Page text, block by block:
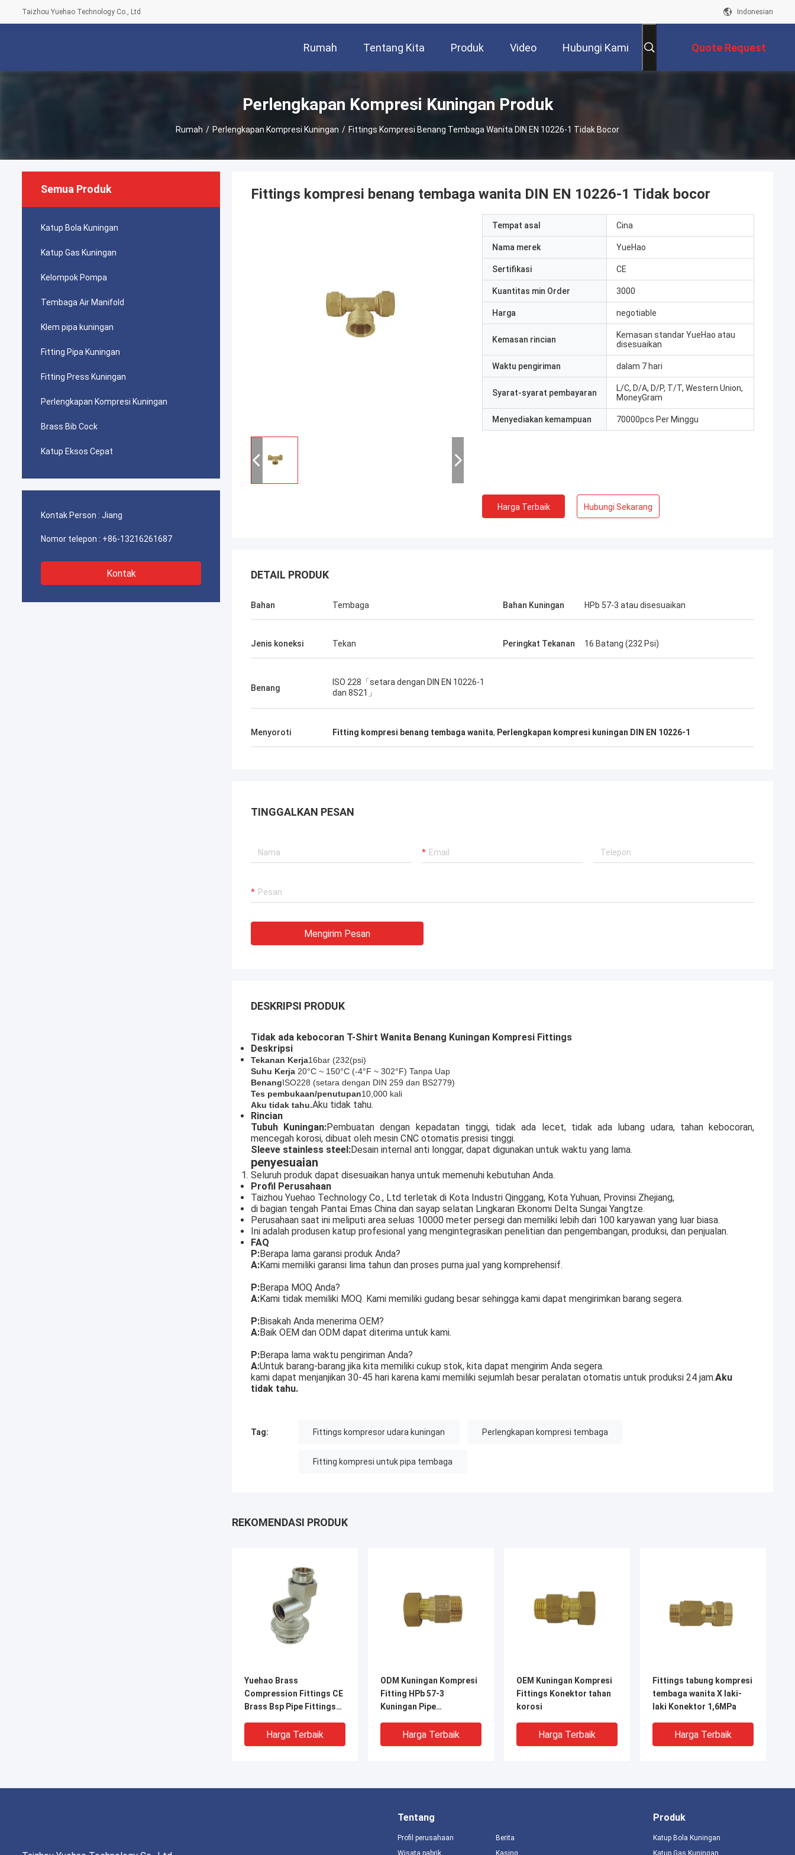
Taizhou Yuehao Technology Co., Ltd Indonesian
Rumah Tentang Kita Produk Video Hubungi Kami Quote Request
Perlengkapan Kompresi Kuningan Produk
Rumah / Perlengkapan Kompresi Kuningan / Fittings Kompresi Benang Tembaga Wanita DIN EN 10226-1 Tidak Bocor
Semua Produk
Katup Bola Kuningan
Katup Gas Kuningan
Kelompok Pompa
Tembaga Air Manifold
Klem pipa kuningan
Fitting Pipa Kuningan
Fitting Press Kuningan
Perlengkapan Kompresi Kuningan
Brass Bib Cock
Katup Eksos Cepat
Kontak Person : Jiang
Nomor telepon : +86-13216261687
Kontak
Fittings kompresi benang tembaga wanita DIN EN 10226-1 Tidak bocor
Tempat asal Cina
Nama merek YueHao
Sertifikasi CE
Kuantitas min Order 3000
Harga negotiable
Kemasan rincian
Kemasan standar YueHao atau
disesuaikan
Waktu pengiriman dalam 7 hari
Syarat-syarat pembayaran
L/C, D/A, D/P, T/T, Western Union,
MoneyGram
Menyediakan kemampuan 70000pcs Per Minggu
Harga Terbaik Hubungi Sekarang
DETAIL PRODUK
Bahan Tembaga Bahan Kuningan HPb 57-3 atau disesuaikan
Jenis koneksi Tekan Peringkat Tekanan 16 Batang (232 Psi)
Benang
ISO 228「setara dengan DIN EN 10226-1
dan 8S21」
Menyoroti Fitting kompresi benang tembaga wanita, Perlengkapan kompresi kuningan DIN EN 10226-1
TINGGALKAN PESAN
Mengirim Pesan
DESKRIPSI PRODUK
Tidak ada kebocoran T-Shirt Wanita Benang Kuningan Kompresi Fittings
Deskripsi
Tekanan Kerja16bar (232(psi)
Suhu Kerja 20°C ~ 150°C (-4°F ~ 302°F) Tanpa Uap
BenangISO228 (setara dengan DIN 259 dan BS2779)
Tes pembukaan/penutupan10,000 kali
Aku tidak tahu.Aku tidak tahu.
Rincian
Tubuh Kuningan:Pembuatan dengan kepadatan tinggi, tidak ada lecet, tidak ada lubang udara, tahan kebocoran,
mencegah korosi, dibuat oleh mesin CNC otomatis presisi tinggi.
Sleeve stainless steel:Desain internal anti longgar, dapat digunakan untuk waktu yang lama.
penyesuaian
Seluruh produk dapat disesuaikan hanya untuk memenuhi kebutuhan Anda.
Profil Perusahaan
Taizhou Yuehao Technology Co., Ltd terletak di Kota Industri Qinggang, Kota Yuhuan, Provinsi Zhejiang,
di bagian tengah Pantai Emas China dan sayap selatan Lingkaran Ekonomi Delta Sungai Yangtze.
Perusahaan saat ini meliputi area seluas 10000 meter persegi dan memiliki lebih dari 100 karyawan yang luar biasa.
Ini adalah produsen katup profesional yang mengintegrasikan penelitian dan pengembangan, produksi, dan penjualan.
FAQ
P:Berapa lama garansi produk Anda?
A:Kami memiliki garansi lima tahun dan proses purna jual yang komprehensif.
P:Berapa MOQ Anda?
A:Kami tidak memiliki MOQ. Kami memiliki gudang besar sehingga kami dapat mengirimkan barang segera.
P:Bisakah Anda menerima OEM?
A:Baik OEM dan ODM dapat diterima untuk kami.
P:Berapa lama waktu pengiriman Anda?
A:Untuk barang-barang jika kita memiliki cukup stok, kita dapat mengirim Anda segera.
kami dapat menjanjikan 30-45 hari karena kami memiliki sejumlah besar peralatan otomatis untuk produksi 24 jam.Aku
tidak tahu.
Tag: Fittings kompresor udara kuningan Perlengkapan kompresi tembaga
Fitting kompresi untuk pipa tembaga
REKOMENDASI PRODUK
Yuehao Brass
Compression Fittings CE
Brass Bsp Pipe Fittings
Harga Terbaik
ODM Kuningan Kompresi
Fitting HPb 57-3
Kuningan Pipe
Harga Terbaik
OEM Kuningan Kompresi
Fittings Konektor tahan
korosi
Harga Terbaik
Fittings tabung kompresi
tembaga wanita X laki-
laki Konektor 1,6MPa
Harga Terbaik
Tentang
Profil perusahaan
Wisata pabrik
Berita
Kasing
Produk
Katup Bola Kuningan
Katup Gas Kuningan